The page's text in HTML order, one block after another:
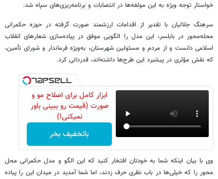
خواستار توجه ویژه به این مولفه‌ها در انتصابات و برنامه‌ریزی‌های سپاه شد.
سرهنگ جلالیان با تقدیر از اقدامات ارزشمند صورت گرفته در حوزه حکمرانی
محله‌محور در بابلسر، این مدل را الگویی موفق در پیاده‌سازی شعارهای انقلاب
اسلامی دانست و از مردم و مسئولین شهرستان، به‌ویژه فرماندار و شورای تأمین،
که نقش مؤثری در پیشبرد این طرح‌ها داشته‌اند، قدردانی کرد.
ابزار کامل برای اصلاح مو و
صورت (قیمت رو ببینی باور
نمیکنی!)
باتخفیف بخر
وی با بیان اینکه شما به خودتان افتخار کنید که این الگو و مدل حکمرانی محل
محور را که خیلی‌ها در باب نظری حرف زدند، اما شما آمدید در میدان این را پیاده